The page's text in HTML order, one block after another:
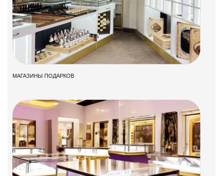
МАГАЗИНЫ ПОДАРКОВ